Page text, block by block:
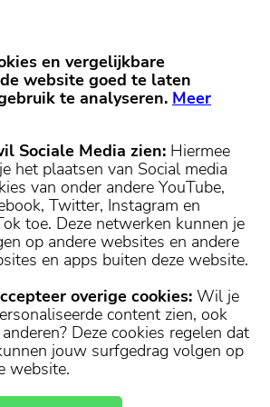
niet
opgevraagd is helaas niet
database.
de homepagina, of een pagina
boven- of onderaan deze pagina.
en vergelijkbare
website goed te laten
te analyseren. Meer
Sociale Media zien: Hiermee
het plaatsen van Social media
van onder andere YouTube,
Twitter, Instagram en
toe. Deze netwerken kunnen je
op andere websites en andere
en apps buiten deze website.
overige cookies: Wil je
content zien, ook
Deze cookies regelen dat
jouw surfgedrag volgen op
website.